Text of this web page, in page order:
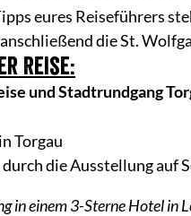
eures Reiseführers
die St.
Reise:
und Stadtrundgang
Torgau
die Ausstellung auf
in einem 3-Sterne Hotel in